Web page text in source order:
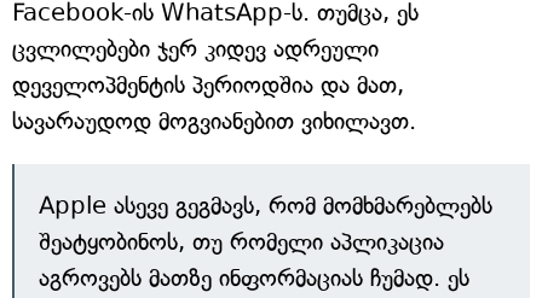
Facebook-ის WhatsApp-ს. თუმცა, ეს
ცვლილებები ჯერ კიდევ ადრეული
დეველოპმენტის პერიოდშია და მათ,
სავარაუდოდ მოგვიანებით ვიხილავთ.
Apple ასევე გეგმავს, რომ მომხმარებლებს
შეატყობინოს, თუ რომელი აპლიკაცია
აგროვებს მათზე ინფორმაციას ჩუმად. ეს